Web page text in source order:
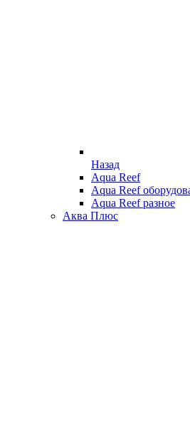
Назад
Aqua Reef
Aqua Reef
Aqua Reef разное
Аква Плюс